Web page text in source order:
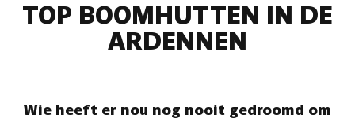
TOP BOOMHUTTEN IN DE
ARDENNEN
Wie heeft er nou nog nooit gedroomd om